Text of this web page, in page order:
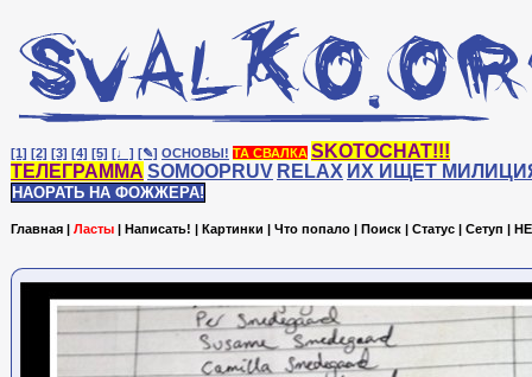
[1] [2] [3] [4] [5] [♩] [✎] ОСНОВЫ! ТА СВАЛКА SKOTOCHAT!!!
ТЕЛЕГРАММА SOMOOPRUV RELAX ИХ ИЩЕТ
НАОРАТЬ НА ФОЖЖЕРА!
Главная | Ласты | Написать! | Картинки | Что попало | Поиск | Статус | Сетуп |